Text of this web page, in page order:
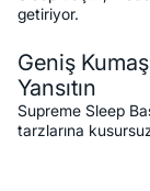
getiriyor.
Geniş
Yansıtın
Supreme Sleep
tarzlarına